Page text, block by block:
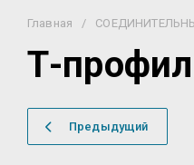
Главная /
Т-
Предыдущий